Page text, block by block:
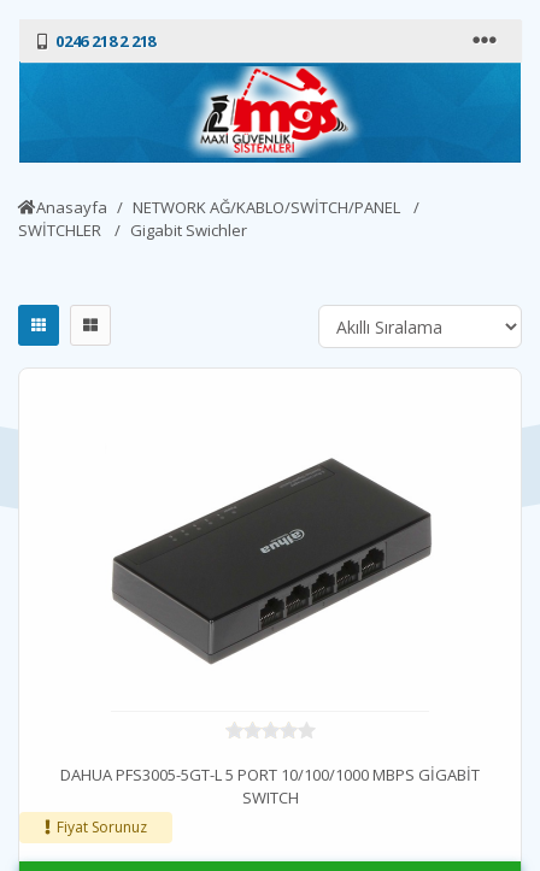
0246 218 2 218
Anasayfa
NETWORK AĞ/KABLO/SWİTCH/PANEL
SWİTCHLER
Gigabit Swichler
DAHUA PFS3005-5GT-L 5 PORT 10/100/1000 MBPS GİGABİT
SWITCH
Fiyat Sorunuz